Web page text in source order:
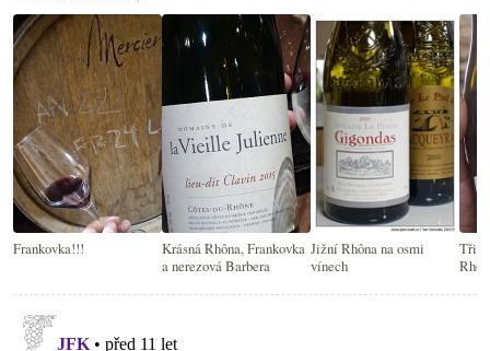
Frankovka!!!
Krásná Rhôna, Frankovka
a nerezová Barbera
Jižní Rhôna na osmi
vínech
Tři